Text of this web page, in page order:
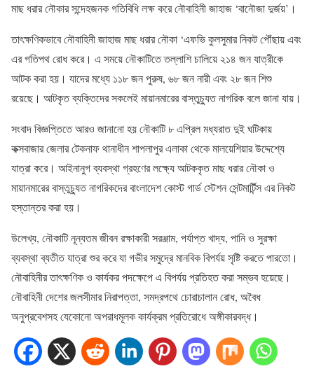
মাছ ধরার নৌকার সন্দেহজনক গতিবিধি লক্ষ করে নৌবাহিনী জাহাজ ‘বানৌজা দুর্জয়’।
তাৎক্ষণিকভাবে নৌবাহিনী জাহাজ মাছ ধরার নৌকা ‘এফভি কুলসুমার নিকট পৌঁছায় এবং
এর গতিপথ রোধ করে। এ সময়ে নৌকাটিতে তল্লাশি চালিয়ে ২১৪ জন যাত্রীকে
আটক করা হয়। যাদের মধ্যে ১১৮ জন পুরুষ, ৬৮ জন নারী এবং ২৮ জন শিশু
রয়েছে। আটকৃত ব্যক্তিদের সকলেই মায়ানমারের বাস্তুচ্যুত নাগরিক বলে জানা যায়।
সংবাদ বিজ্ঞপ্তিতে আরও জানানো হয় নৌকাটি ৮ এপ্রিল মধ্যরাত দুই ঘটিকায়
কক্সবাজার জেলার টেকনাফ থানাধীন শাপলাপুর এলাকা থেকে মালয়েশিয়ার উদ্দেশ্যে
যাত্রা করে। আইনানুগ ব্যবস্থা গ্রহণের লক্ষ্যে আটককৃত মাছ ধরার নৌকা ও
মায়ানমারের বাস্তুচ্যুত নাগরিকদের বাংলাদেশ কোস্ট গার্ড স্টেশন সেন্টমার্টিন্স এর নিকট
হস্তান্তর করা হয়।
উলেখ্য, নৌকাটি নূন্যতম জীবন রক্ষাকারী সরঞ্জাম, পর্যাপ্ত খাদ্য, পানি ও সুরক্ষা
ব্যবস্থা ব্যতীত যাত্রা শুর করে যা গভীর সমুদ্রে মানবিক বিপর্যয় সৃষ্টি করতে পারতো।
নৌবাহিনীর তাৎক্ষণিক ও কার্যকর পদক্ষেপে এ বিপর্যয় প্রতিহত করা সম্ভব হয়েছে।
নৌবাহিনী দেশের জলসীমার নিরাপত্তা, সমদ্রপথে চোরাচালান রোধ, অবৈধ
অনুপ্রবেশসহ যেকোনো অপরাধমূলক কার্যক্রম প্রতিরোধে অঙ্গীকারবদ্ধ।